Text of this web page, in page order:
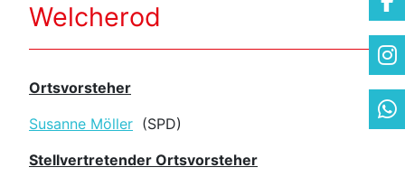
Welcherod
Ortsvorsteher
Susanne Möller (SPD)
Stellvertretender Ortsvorsteher